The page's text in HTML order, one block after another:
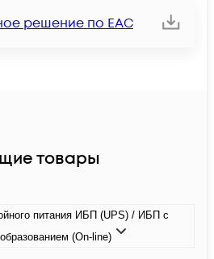
решение по ЕАС
товары
питания ИБП (UPS) / ИБП с
(On-line)